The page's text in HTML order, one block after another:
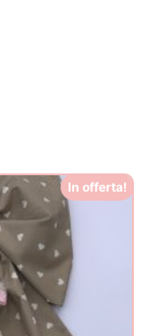
In offerta!